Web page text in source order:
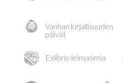
Vanhan kirjallisuuden
päivät
Exlibris-leimasimia